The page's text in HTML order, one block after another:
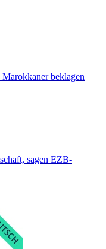
Marokkaner beklagen
sagen EZB-